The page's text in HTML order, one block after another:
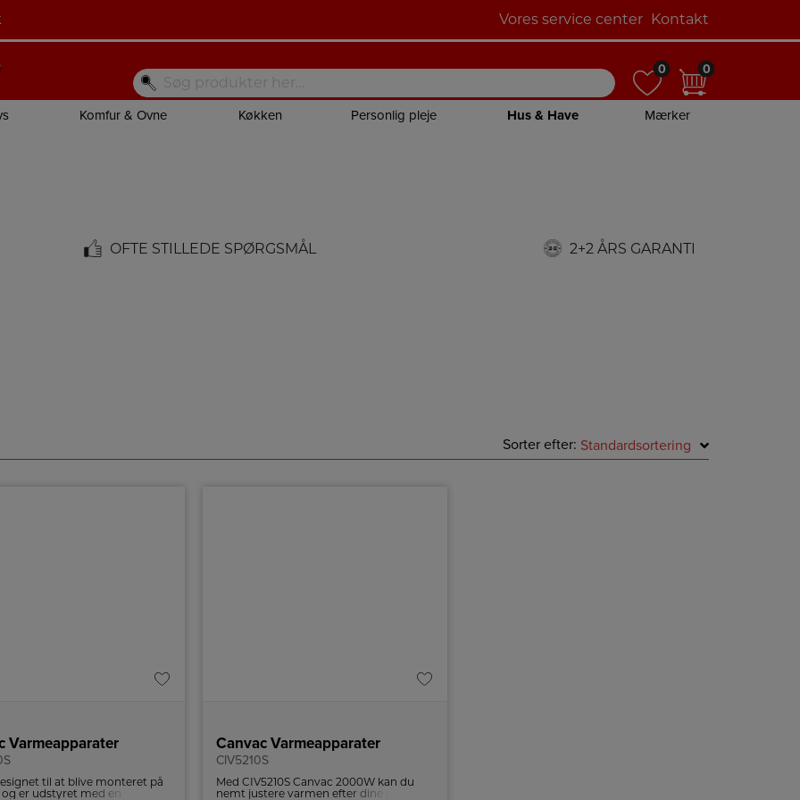
Vores service center Kontakt
0
0 0
0
Komfur & Ovne Køkken Personlig pleje Hus & Have Mærker
OFTE STILLEDE SPØRGSMÅL 2+2 ÅRS GARANTI
Sorter efter: Standardsortering
Varmeapparater
til at blive monteret på
er udstyret med en
Canvac Varmeapparater
CIV5210S
Med CIV5210S Canvac 2000W kan du
nemt justere varmen efter dine ønsker,